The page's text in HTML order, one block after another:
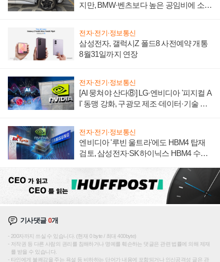
지만, BMW·벤츠보다 높은 공임비에 소비
전자·전기·정보통신
삼성전자, 갤럭시Z 폴드8 사전예약 개통
8월31일까지 연장
전자·전기·정보통신
[AI 뭉쳐야 산다⑧] LG·엔비디아 '피지컬 A
I' 동맹 강화, 구광모 제조·데이터·기술 결
전자·전기·정보통신
엔비디아 '루빈 울트라'에도 HBM4 탑재
검토, 삼성전자·SK하이닉스 HBM4 수율
기사댓글0개
200자까지 쓰실 수 있습니다. (현재 0 byte / 최대 400byte)
저작권 등 다른 사람의 권리를 침해하거나 명예를 훼손하는 댓글은 관련 법률에 의해 제재
를 받을 수 있습니다.
타인에게 불쾌감을 주는 욕설 등 비하하는 단어가 내용에 포함되거나 인신공격성 글은 관